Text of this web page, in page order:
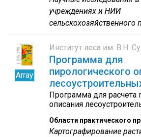
учреждениях и НИИ
сельскохозяйственного
Array
Институт леса им. В.Н.
Программа для
пирологического
Программа для расчета
описания
Области практического
Картографирование